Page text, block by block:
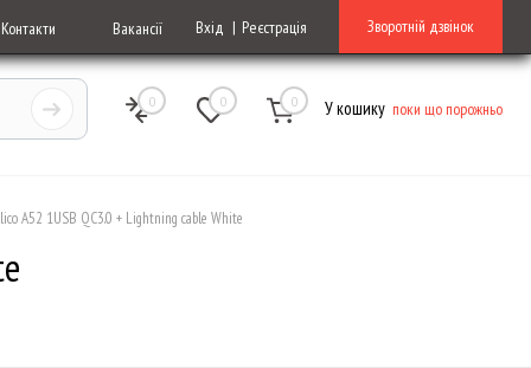
Контакти Вакансії Вхід Реєстрація Зворотній дзвінок
0 0 0 У кошику поки що порожньо
A52 1USB QC3.0 + Lightning cable White